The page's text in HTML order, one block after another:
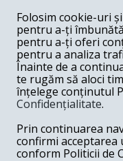
COMENTARII
Nume
Email
Folosim cookie-uri
pentru a-ți
pentru a-ți oferi
pentru a analiza
Înainte de a
te rugăm să aloci
înțelege conținutul
Confidențialitate.
Prin continuarea
confirmi
conform Politicii de